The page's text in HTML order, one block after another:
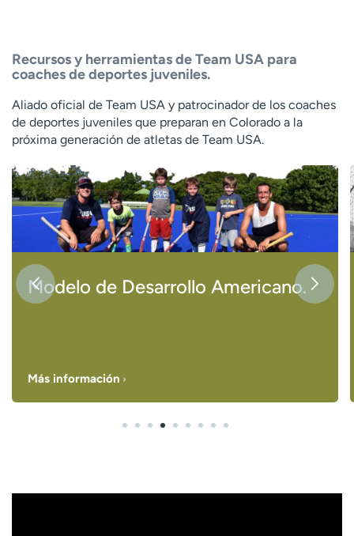
Recursos y herramientas de Team USA para
coaches de deportes juveniles.
Aliado oficial de Team USA y patrocinador de los coaches
de deportes juveniles que preparan en Colorado a la
próxima generación de atletas de Team USA.
Modelo de Desarrollo Americano.
Más información